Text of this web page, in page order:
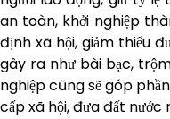
an toàn, khởi nghiệp
định xã hội, giảm thiểu
gây ra như bài bạc,
nghiệp cũng sẽ góp
cấp xã hội, đưa đất